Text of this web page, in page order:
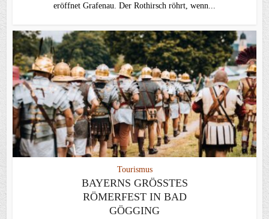
eröffnet Grafenau. Der Rothirsch röhrt, wenn...
Tourismus
BAYERNS GRÖSSTES R
ÖMERFEST IN BAD G
ÖGGING